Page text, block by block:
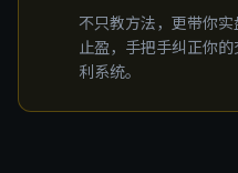
不只教方法，更带你
止盈，手把手纠正你
利系统。